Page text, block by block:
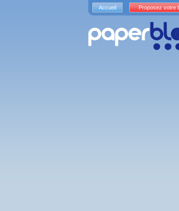
Accueil Proposez votre